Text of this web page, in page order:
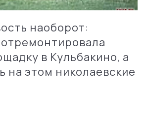
наоборот:
в Кульбакино, а
на этом николаевские